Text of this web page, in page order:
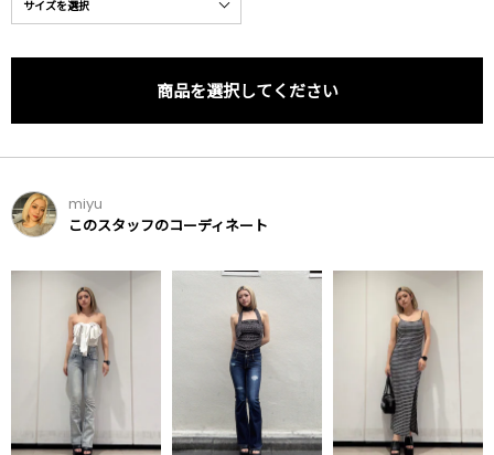
商品を選択してください
miyu
このスタッフのコーディネート